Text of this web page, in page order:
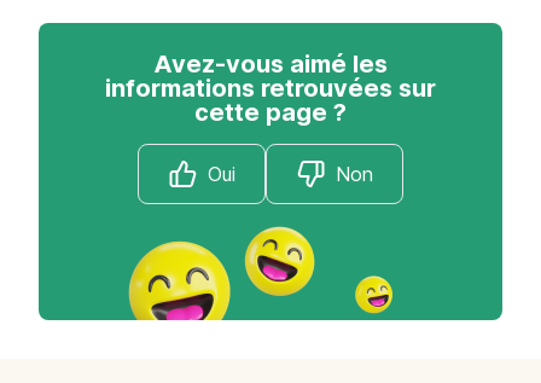
Avez-vous aimé les
informations retrouvées sur
cette page ?
Oui Non